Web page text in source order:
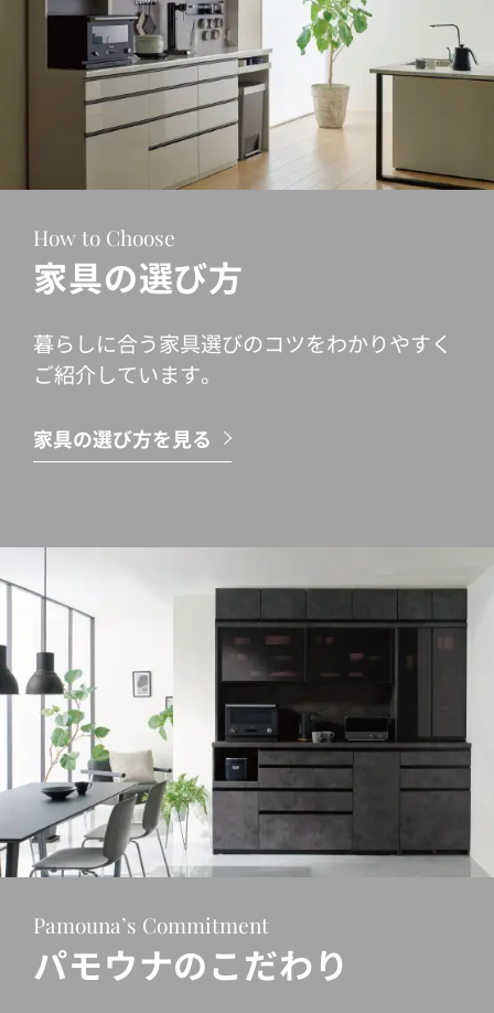
How to Choose
家具の選び方
暮らしに合う家具選びのコツをわかりやすく
ご紹介しています。
家具の選び方を見る
Pamouna’s Commitment
パモウナのこだわり